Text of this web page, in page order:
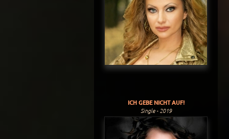
ICH GEBE NICHT AUF!
Single - 2019